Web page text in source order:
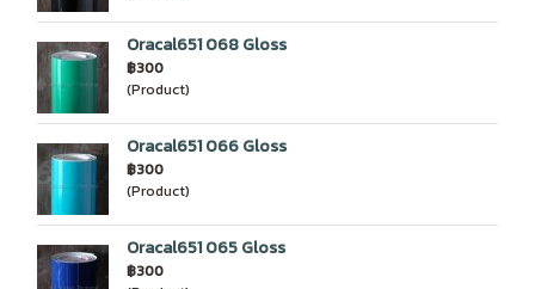
Oracal651 068 Gloss
฿300
(Product)
Oracal651 066 Gloss
฿300
(Product)
Oracal651 065 Gloss
฿300